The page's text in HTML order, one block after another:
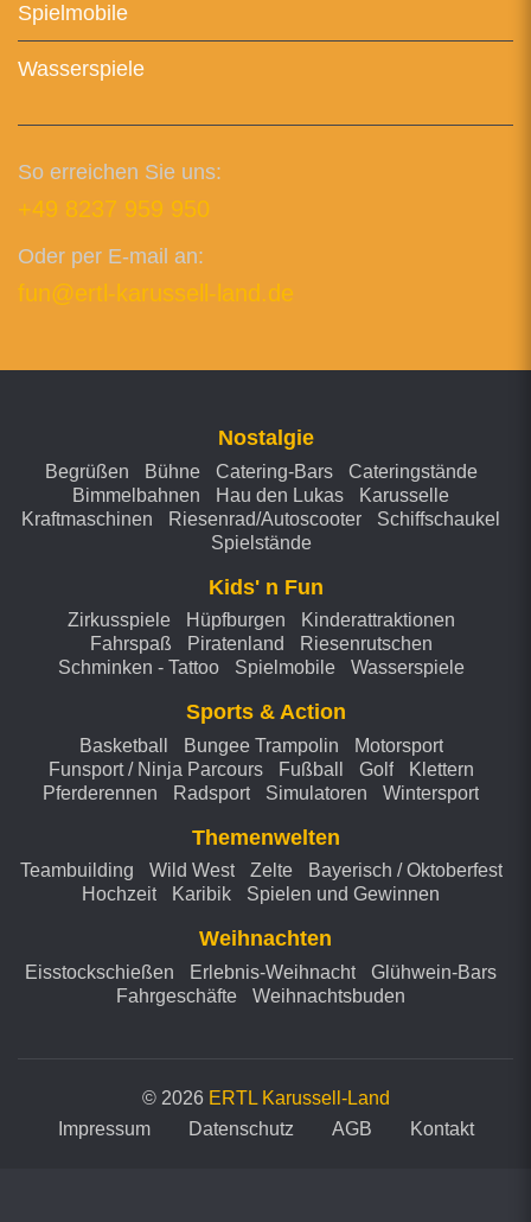
Spielmobile
Wasserspiele
So erreichen Sie uns:
+49 8237 959 950
Oder per E-mail an:
fun@ertl-karussell-land.de
Nostalgie
Begrüßen Bühne Catering-Bars
Cateringstände
Bimmelbahnen
Hau den Lukas
Karusselle
Kraftmaschinen
Riesenrad/Autoscooter
Schiffschaukel
Spielstände
Kids' n Fun
Zirkusspiele Hüpfburgen
Kinderattraktionen
Fahrspaß
Piratenland
Riesenrutschen
Schminken - Tattoo
Spielmobile Wasserspiele
Sports & Action
Basketball Bungee Trampolin
Motorsport
Funsport / Ninja Parcours
Fußball Golf
Klettern
Pferderennen
Radsport Simulatoren Wintersport
Themenwelten
Teambuilding Wild West Zelte
Bayerisch / Oktoberfest
Hochzeit
Karibik Spielen und Gewinnen
Weihnachten
Eisstockschießen Erlebnis-Weihnacht
Glühwein-Bars
Fahrgeschäfte
Weihnachtsbuden
© 2026 ERTL Karussell-Land
Impressum
Datenschutz AGB Kontakt